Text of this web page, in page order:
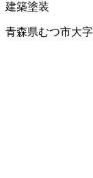
建築塗装
青森県むつ市大